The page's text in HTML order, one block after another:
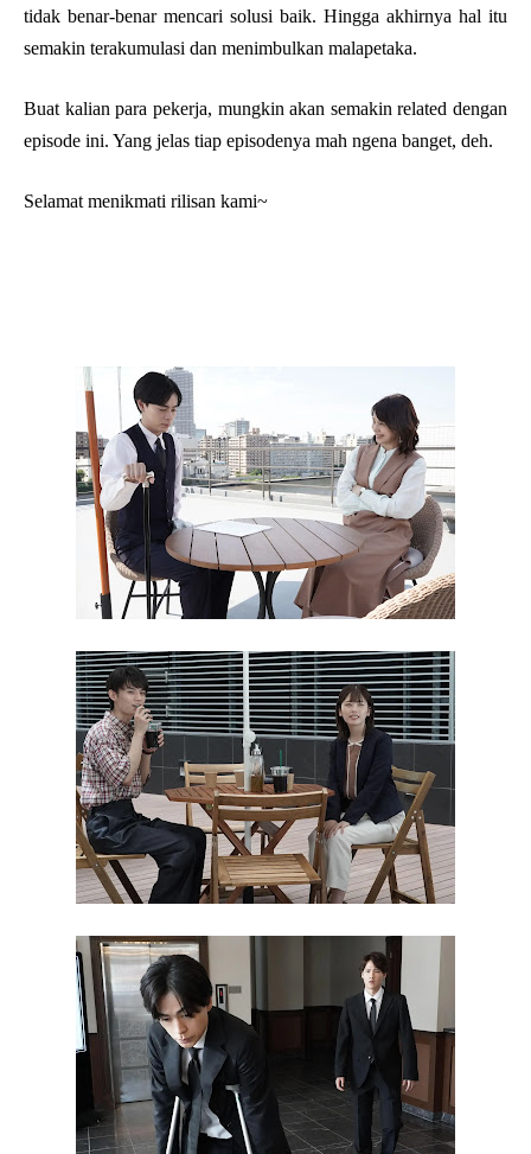
tidak benar-benar mencari solusi baik. Hingga akhirnya hal itu
semakin terakumulasi dan menimbulkan malapetaka.
Buat kalian para pekerja, mungkin akan semakin related dengan
episode ini. Yang jelas tiap episodenya mah ngena banget, deh.
Selamat menikmati rilisan kami~